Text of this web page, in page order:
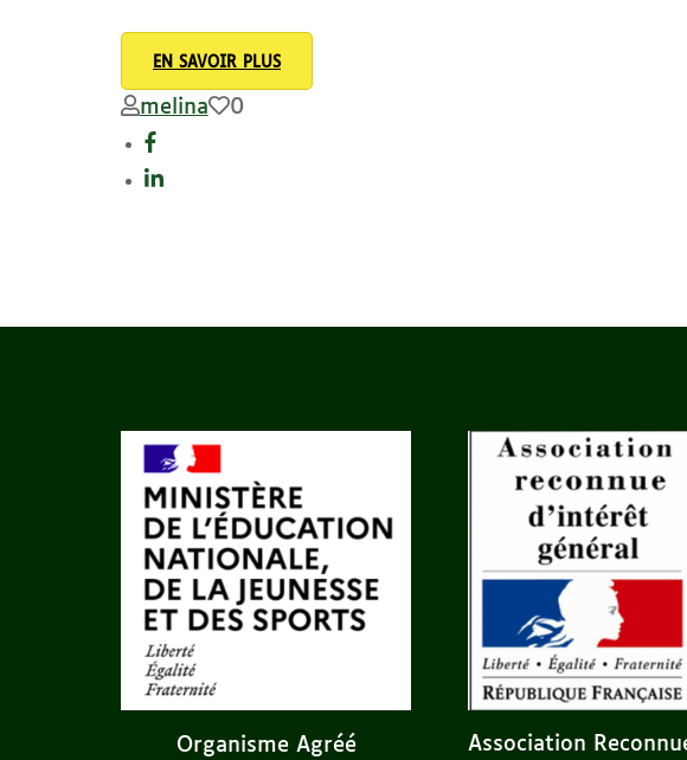
EN SAVOIR PLUS
melina 0
Organisme Agréé Association